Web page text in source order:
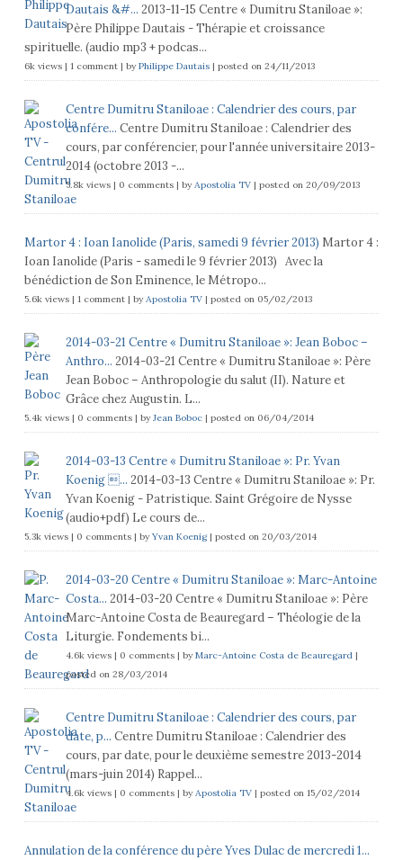
Dautais &#... 2013-11-15 Centre « Dumitru Staniloae »:
Père Philippe Dautais - Thérapie et croissance
spirituelle. (audio mp3 + podcas...
6k views| 1 comment| byPhilippe Dautais| posted on 24/11/2013
Centre Dumitru Staniloae : Calendrier des cours, par
confére... Centre Dumitru Staniloae : Calendrier des
cours, par conférencier, pour l'année universitaire 2013-
2014 (octobre 2013 -...
5.8k views| 0 comments| byApostolia TV| posted on 20/09/2013
Martor 4 : Ioan Ianolide (Paris, samedi 9 février 2013) Martor 4 :
Ioan Ianolide (Paris - samedi le 9 février 2013) Avec la
bénédiction de Son Eminence, le Métropo...
5.6k views| 1 comment| byApostolia TV| posted on 05/02/2013
2014-03-21 Centre « Dumitru Staniloae »: Jean Boboc –
Anthro... 2014-03-21 Centre « Dumitru Staniloae »: Père
Jean Boboc – Anthropologie du salut (II). Nature et
Grâce chez Augustin. L...
5.4k views| 0 comments| byJean Boboc| posted on 06/04/2014
2014-03-13 Centre « Dumitru Staniloae »: Pr. Yvan
Koenig ... 2014-03-13 Centre « Dumitru Staniloae »: Pr.
Yvan Koenig - Patristique. Saint Grégoire de Nysse
(audio+pdf) Le cours de...
5.3k views| 0 comments| byYvan Koenig| posted on 20/03/2014
2014-03-20 Centre « Dumitru Staniloae »: Marc-Antoine
Costa... 2014-03-20 Centre « Dumitru Staniloae »: Père
Marc-Antoine Costa de Beauregard – Théologie de la
Liturgie. Fondements bi...
4.6k views| 0 comments| byMarc-Antoine Costa de Beauregard|
posted on 28/03/2014
Centre Dumitru Staniloae : Calendrier des cours, par
date, p... Centre Dumitru Staniloae : Calendrier des
cours, par date, pour le deuxième semestre 2013-2014
(mars-juin 2014) Rappel...
4.6k views| 0 comments| byApostolia TV| posted on 15/02/2014
Annulation de la conférence du père Yves Dulac de mercredi 1...